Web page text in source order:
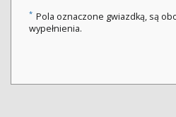
* Pola oznaczone gwiazdką, są
wypełnienia.